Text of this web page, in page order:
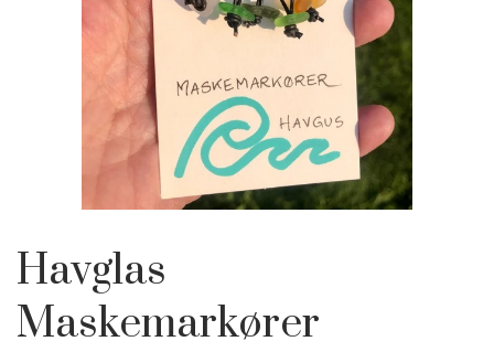
HAVFRUE JUVELER ØRESMYKKER
GAVEKORT
HAVFRUE KNAPPER
Havglas
Maskemarkører